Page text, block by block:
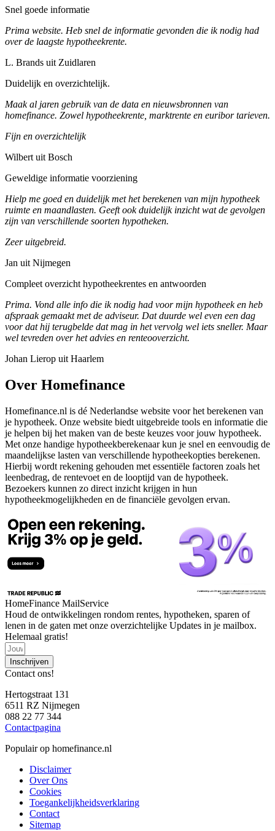
Snel goede informatie
Prima website. Heb snel de informatie gevonden die ik nodig had
over de laagste hypotheekrente.
L. Brands uit Zuidlaren
Duidelijk en overzichtelijk.
Maak al jaren gebruik van de data en nieuwsbronnen van
homefinance. Zowel hypotheekrente, marktrente en euribor tarieven.
Fijn en overzichtelijk
Wilbert uit Bosch
Geweldige informatie voorziening
Hielp me goed en duidelijk met het berekenen van mijn hypotheek
ruimte en maandlasten. Geeft ook duidelijk inzicht wat de gevolgen
zijn van verschillende soorten hypotheken.
Zeer uitgebreid.
Jan uit Nijmegen
Compleet overzicht hypotheekrentes en antwoorden
Prima. Vond alle info die ik nodig had voor mijn hypotheek en heb
afspraak gemaakt met de adviseur. Dat duurde wel even een dag
voor dat hij terugbelde dat mag in het vervolg wel iets sneller. Maar
wel tevreden over het advies en renteooverzicht.
Johan Lierop uit Haarlem
Over Homefinance
Homefinance.nl is dé Nederlandse website voor het berekenen van
je hypotheek. Onze website biedt uitgebreide tools en informatie die
je helpen bij het maken van de beste keuzes voor jouw hypotheek.
Met onze handige hypotheekberekenaar kun je snel en eenvoudig de
maandelijkse lasten van verschillende hypotheekopties berekenen.
Hierbij wordt rekening gehouden met essentiële factoren zoals het
leenbedrag, de rentevoet en de looptijd van de hypotheek.
Bezoekers kunnen zo direct inzicht krijgen in hun
hypotheekmogelijkheden en de financiële gevolgen ervan.
HomeFinance MailService
Houd de ontwikkelingen rondom rentes, hypotheken, sparen of
lenen in de gaten met onze overzichtelijke Updates in je mailbox.
Helemaal gratis!
Inschrijven
Contact ons!
Hertogstraat 131
6511 RZ Nijmegen
088 22 77 344
Contactpagina
Populair op homefinance.nl
Disclaimer
Over Ons
Cookies
Toegankelijkheidsverklaring
Contact
Sitemap